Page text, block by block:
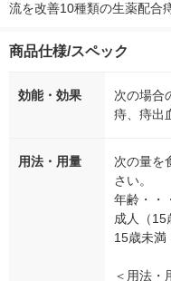
流を改善10種類の生薬配合
商品仕様/スペック
効能・効果
次の場合
痔、痔出
用法・用量
次の量を
さい。
年齢・・
成人（15
15歳未満
＜用法・